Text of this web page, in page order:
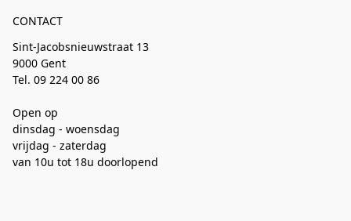
CONTACT
Sint-Jacobsnieuwstraat 13
9000 Gent
Tel. 09 224 00 86
Open op
dinsdag - woensdag
vrijdag - zaterdag
van 10u tot 18u doorlopend